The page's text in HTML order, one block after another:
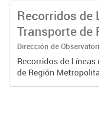
Recorridos de
Transporte de
Metropolitana
Buenos Aires
Dirección de
Transporte, Estudio y
Recorridos de Líneas
de Región
Aires (RMBA).-